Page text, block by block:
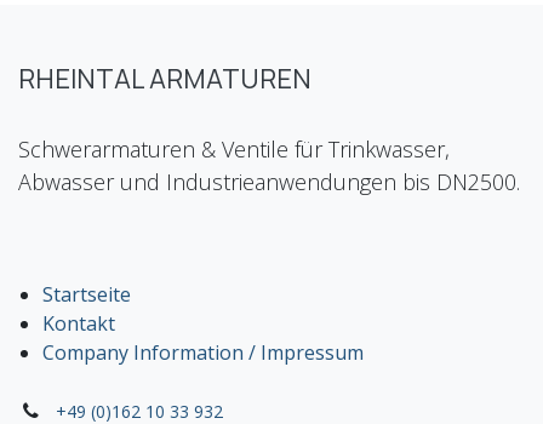
RHEINTAL ARMATUREN
Schwerarmaturen & Ventile für Trinkwasser,
Abwasser und Industrieanwendungen bis DN2500.
Startseite
Kontakt
Company Information / Impressum
+49 (0)162 10 33 932